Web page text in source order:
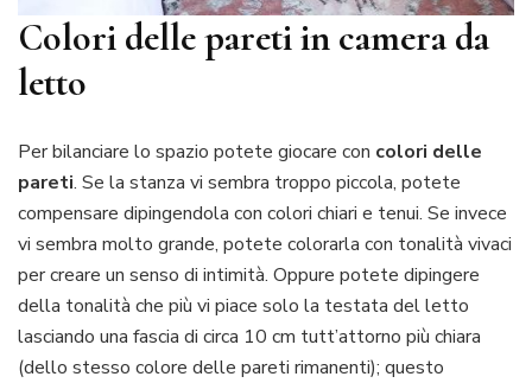
Colori delle pareti in camera da
letto
Per bilanciare lo spazio potete giocare con colori delle
pareti. Se la stanza vi sembra troppo piccola, potete
compensare dipingendola con colori chiari e tenui. Se invece
vi sembra molto grande, potete colorarla con tonalità vivaci
per creare un senso di intimità. Oppure potete dipingere
della tonalità che più vi piace solo la testata del letto
lasciando una fascia di circa 10 cm tutt’attorno più chiara
(dello stesso colore delle pareti rimanenti); questo